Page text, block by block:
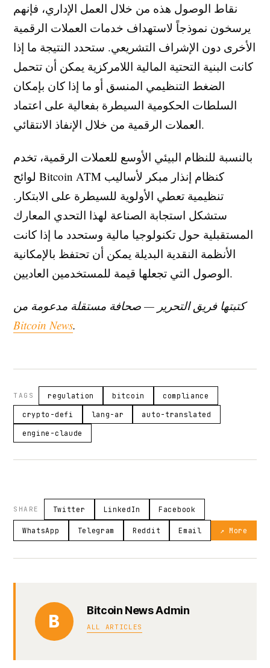
نقاط الوصول هذه من خلال العمل الإداري، فإنهم
يرسخون نموذجاً لاستهداف خدمات العملات الرقمية
الأخرى دون الإشراف التشريعي. ستحدد النتيجة ما إذا
كانت البنية التحتية المالية اللامركزية يمكن أن تتحمل
الضغط التنظيمي المنسق أو ما إذا كان بإمكان
السلطات الحكومية السيطرة بفعالية على اعتماد
العملات الرقمية من خلال الإنفاذ الانتقائي.
بالنسبة للنظام البيئي الأوسع للعملات الرقمية، تخدم
لوائح Bitcoin ATM كنظام إنذار مبكر لأساليب
تنظيمية تعطي الأولوية للسيطرة على الابتكار.
ستشكل استجابة الصناعة لهذا التحدي المعارك
المستقبلية حول تكنولوجيا مالية وستحدد ما إذا كانت
الأنظمة النقدية البديلة يمكن أن تحتفظ بالإمكانية
الوصول التي تجعلها قيمة للمستخدمين العاديين.
كتبتها فريق التحرير — صحافة مستقلة مدعومة من
Bitcoin News.
TAGS regulation bitcoin compliance
crypto-defi lang-ar auto-translated
engine-claude
SHARE Twitter LinkedIn Facebook
WhatsApp Telegram Reddit Email ↗ More
B
Bitcoin News Admin
ALL ARTICLES